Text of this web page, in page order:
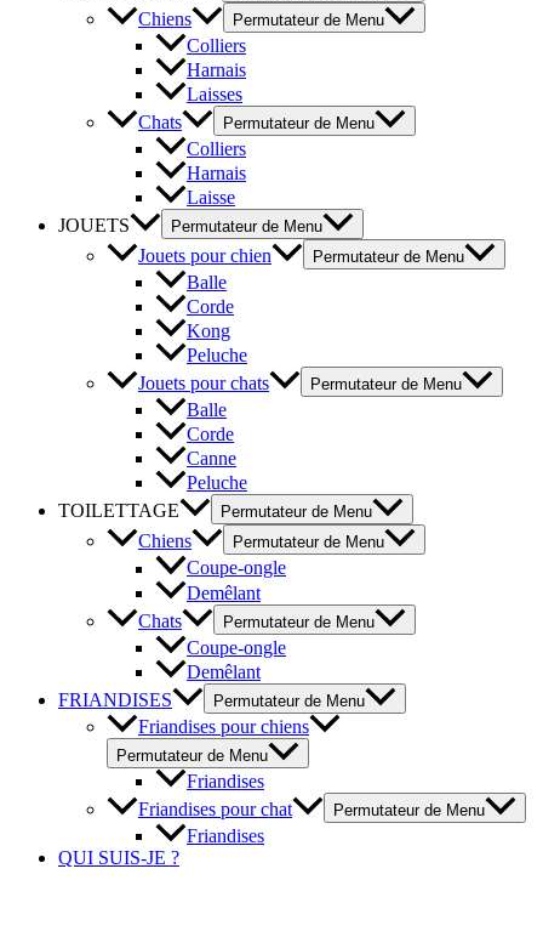
Chiens Permutateur de Menu
Colliers
Harnais
Laisses
Chats
Permutateur de Menu
Colliers
Harnais
Laisse
JOUETS
Permutateur de Menu
Jouets pour chien Permutateur de Menu
Balle
Corde
Kong
Peluche
Jouets pour chats
Permutateur de Menu
Balle
Corde
Canne
Peluche
TOILETTAGE
Permutateur de Menu
Chiens Permutateur de Menu
Coupe-ongle
Demêlant
Chats
Permutateur de Menu
Coupe-ongle
Demêlant
FRIANDISES
Permutateur de Menu
Friandises pour chiens
Permutateur de Menu
Friandises
Friandises pour chat
Permutateur de Menu
Friandises
QUI SUIS-JE ?